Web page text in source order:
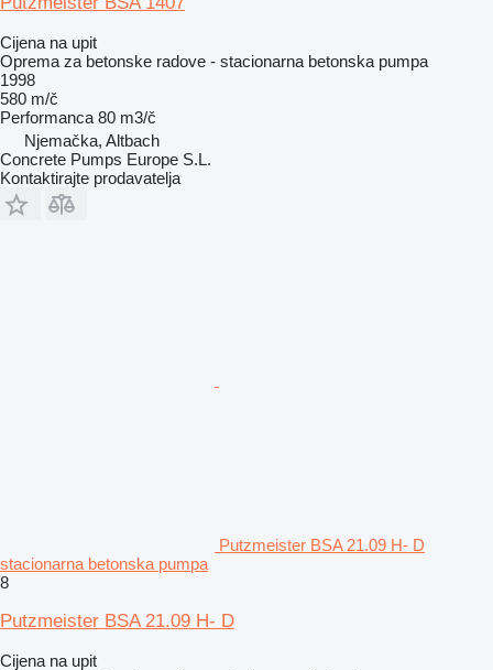
Cijena na upit
Oprema za betonske radove - stacionarna betonska pumpa
1998
580 m/č
Performanca 80 m3/č
Njemačka, Altbach
Concrete Pumps Europe S.L.
Kontaktirajte prodavatelja
Putzmeister BSA 21.09 H- D
stacionarna betonska pumpa
8
Putzmeister BSA 21.09 H- D
Cijena na upit